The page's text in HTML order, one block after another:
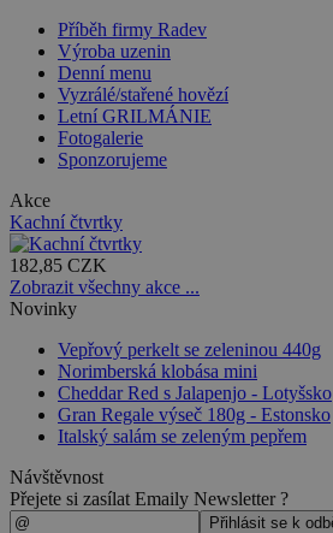
Příběh firmy Radev
Výroba uzenin
Denní menu
Vyzrálé/stařené hovězí
Letní GRILMÁNIE
Fotogalerie
Sponzorujeme
Akce
Kachní čtvrtky
182,85 CZK
Zobrazit všechny akce ...
Novinky
Vepřový perkelt se zeleninou 440g
Norimberská klobása mini
Cheddar Red s Jalapenjo - Lotyšsko
Gran Regale výseč 180g - Estonsko
Italský salám se zeleným pepřem
Návštěvnost
Přejete si zasílat Emaily Newsletter ?